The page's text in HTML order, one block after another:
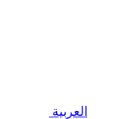
العربية